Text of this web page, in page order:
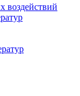
воздействий